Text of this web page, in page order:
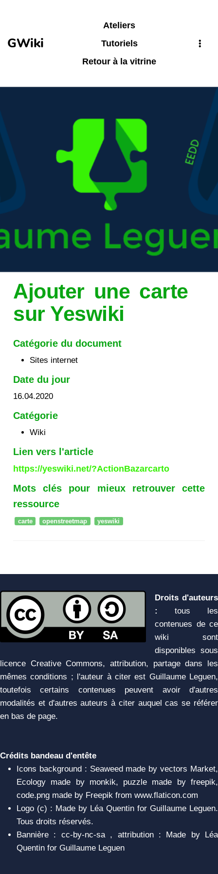
GWiki
Ateliers
Tutoriels
Retour à la vitrine
Ajouter une carte
sur Yeswiki
Catégorie du document
Sites internet
Date du jour
16.04.2020
Catégorie
Wiki
Lien vers l'article
https://yeswiki.net/?ActionBazarcarto
Mots clés pour mieux retrouver cette
ressource
carte openstreetmap yeswiki
Droits d'auteurs
:
tous les
contenues de ce
wiki sont
disponibles sous
licence Creative Commons, attribution, partage dans les
mêmes conditions ; l'auteur à citer est Guillaume Leguen,
toutefois certains contenues peuvent avoir d'autres
modalités et d'autres auteurs à citer auquel cas se référer
en bas de page.
Crédits bandeau d'entête
Icons background : Seaweed made by vectors Market,
Ecology made by monkik, puzzle made by freepik,
code.png made by Freepik from www.flaticon.com
Logo (c) : Made by Léa Quentin for Guillaume Leguen.
Tous droits réservés.
Bannière : cc-by-nc-sa , attribution : Made by Léa
Quentin for Guillaume Leguen